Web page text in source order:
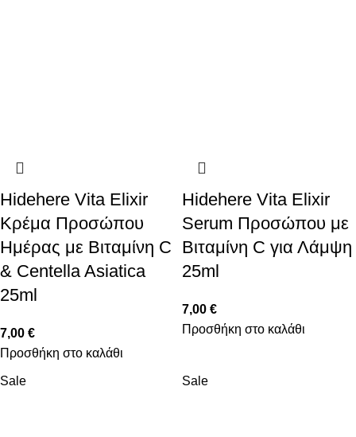
Hidehere Vita Elixir
Κρέμα Προσώπου
Ημέρας με Βιταμίνη C
& Centella Asiatica
25ml
7,00 €
Προσθήκη στο καλάθι
Hidehere Vita Elixir
Serum Προσώπου με
Βιταμίνη C για Λάμψη
25ml
7,00 €
Προσθήκη στο καλάθι
Sale Sale